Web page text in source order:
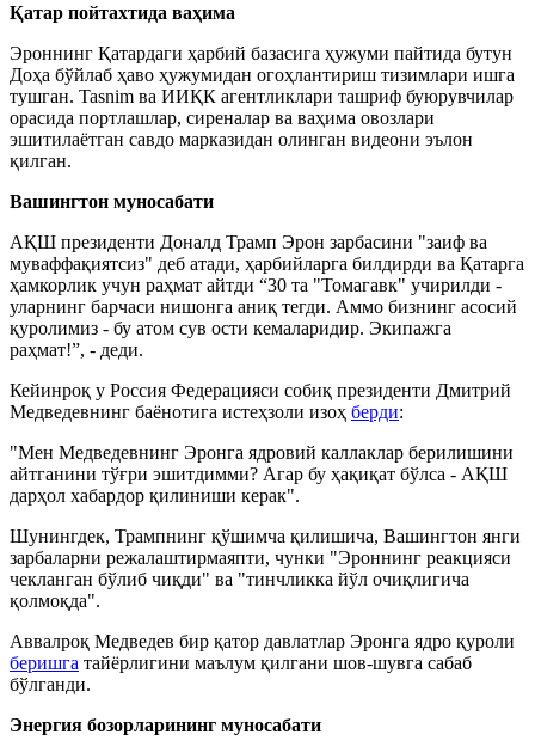
Қатар пойтахтида ваҳима
Эроннинг Қатардаги ҳарбий базасига ҳужуми пайтида бутун
Доҳа бўйлаб ҳаво ҳужумидан огоҳлантириш тизимлари ишга
тушган. Tasnim ва ИИҚК агентликлари ташриф буюрувчилар
орасида портлашлар, сиреналар ва ваҳима овозлари
эшитилаётган савдо марказидан олинган видеони эълон
қилган.
Вашингтон муносабати
АҚШ президенти Доналд Трамп Эрон зарбасини "заиф ва
муваффақиятсиз" деб атади, ҳарбийларга билдирди ва Қатарга
ҳамкорлик учун раҳмат айтди “30 та "Томагавк" учирилди -
уларнинг барчаси нишонга аниқ тегди. Аммо бизнинг асосий
қуролимиз - бу атом сув ости кемаларидир. Экипажга
раҳмат!”, - деди.
Кейинроқ у Россия Федерацияси собиқ президенти Дмитрий
Медведевнинг баёнотига истеҳзоли изоҳ берди:
"Мен Медведевнинг Эронга ядровий каллаклар берилишини
айтганини тўғри эшитдимми? Агар бу ҳақиқат бўлса - АҚШ
дарҳол хабардор қилиниши керак".
Шунингдек, Трампнинг қўшимча қилишича, Вашингтон янги
зарбаларни режалаштирмаяпти, чунки "Эроннинг реакцияси
чекланган бўлиб чиқди" ва "тинчликка йўл очиқлигича
қолмоқда".
Аввалроқ Медведев бир қатор давлатлар Эронга ядро қуроли
беришга тайёрлигини маълум қилгани шов-шувга сабаб
бўлганди.
Энергия бозорларининг муносабати